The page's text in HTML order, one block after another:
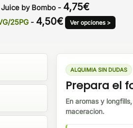
by Bombo - 4,75€
25PG - 4,50€ Ver opciones >
ALQUIMIA SIN DUDAS
Prepara el
En aromas y
maceracion.